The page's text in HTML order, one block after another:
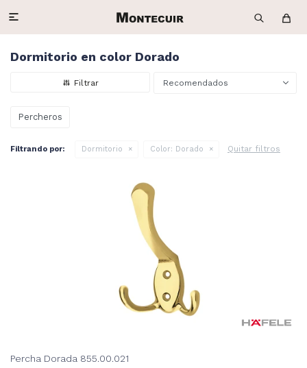

Dormitorio en color Dorado
Recomendados
Percheros
Filtrando por: Dormitorio Color: Dorado Quitar filtros
Percha Dorada 855.00.021